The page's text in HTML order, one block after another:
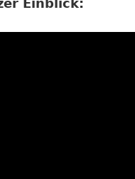
Einblick: